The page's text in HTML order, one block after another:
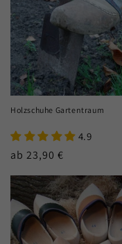
Holzschuhe Gartentraum
4.9
Normaler
ab 23,90 €